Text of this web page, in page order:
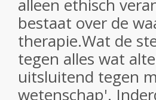
alleen ethisch
bestaat over de
therapie.Wat de
tegen alles wat
uitsluitend tegen
wetenschap'.